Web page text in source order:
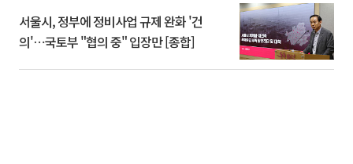
서울시, 정부에 정비사업 규제 완화 '건
의'⋯국토부 "협의 중" 입장만 [종합]